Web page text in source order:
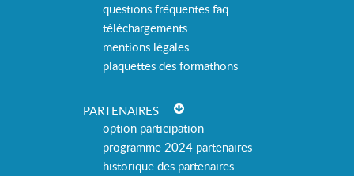
questions fréquentes faq
téléchargements
mentions légales
plaquettes des formathons
PARTENAIRES
option participation
programme 2024 partenaires
historique des partenaires